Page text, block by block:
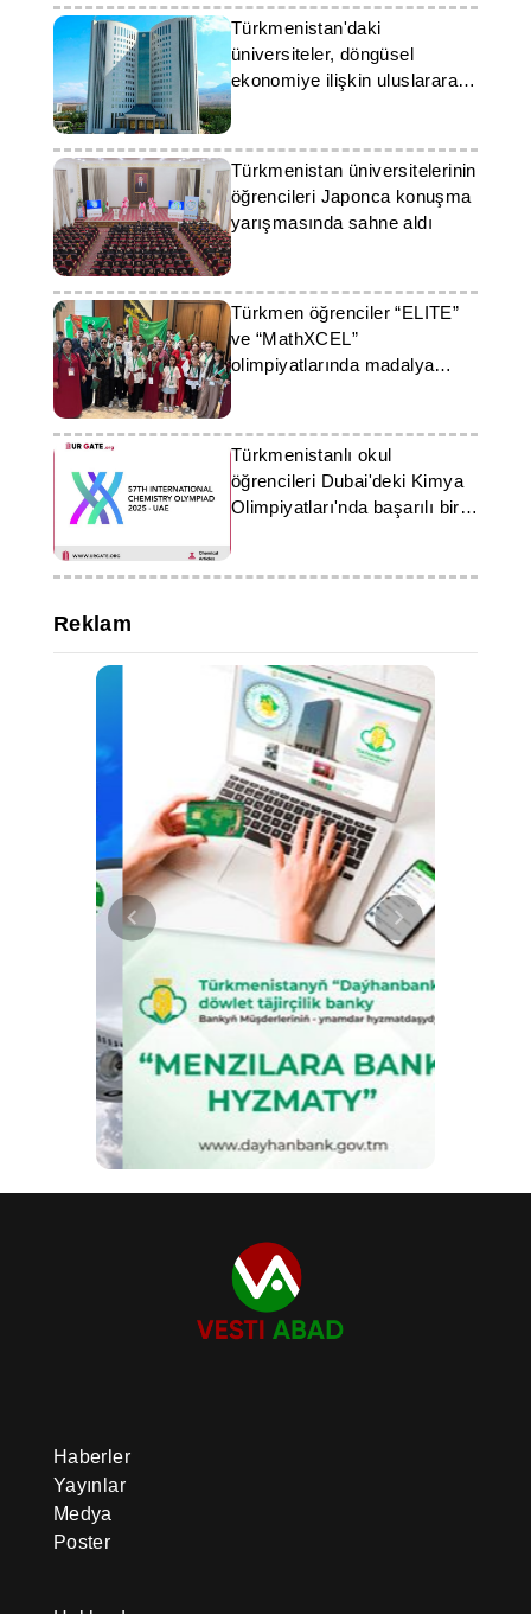
Türkmenistan'daki
üniversiteler, döngüsel
ekonomiye ilişkin uluslararası
projeye katılıyor
Türkmenistan üniversitelerinin
öğrencileri Japonca konuşma
yarışmasında sahne aldı
Türkmen öğrenciler “ELITE”
ve “MathXCEL”
olimpiyatlarında madalya
kazandı
Türkmenistanlı okul
öğrencileri Dubai'deki Kimya
Olimpiyatları'nda başarılı bir
Reklam
Haberler
Yayınlar
Medya
Poster